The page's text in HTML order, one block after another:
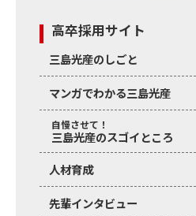
高卒採用サイト
三島光産のしごと
マンガでわかる三島光産
自慢させて！
三島光産のスゴイところ
人材育成
先輩インタビュー